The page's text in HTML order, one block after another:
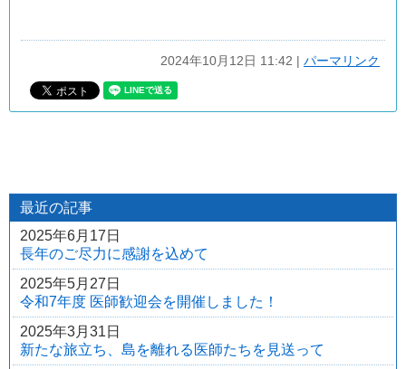
2024年10月12日 11:42 | “航
救
訓
パーマリンク
最近の記事
2025年6月17日
長年のご尽力に感謝を込めて
2025年5月27日
令和7年度 医師歓迎会を開催しました！
2025年3月31日
新たな旅立ち、島を離れる医師たちを見送って